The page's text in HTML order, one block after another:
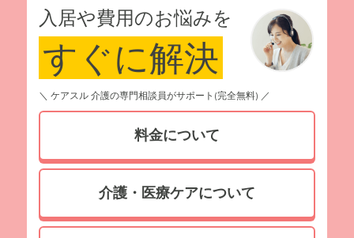
入居や費用のお悩みを
すぐに解決
＼ ケアスル 介護の専門相談員がサポート(完全無料) ／
料金について
介護・医療ケアについて